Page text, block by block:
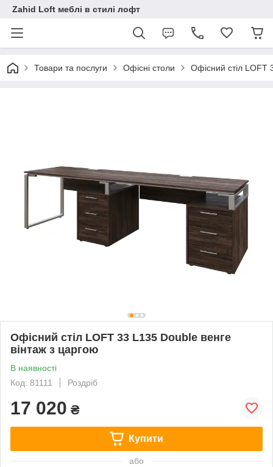
Zahid Loft меблі в стилі лофт
Товари та послуги Офісні столи Офісний стіл LOFT
Офісний стіл LOFT 33 L135 Double венге
вінтаж з царгою
В наявності
Код: 81111
Роздріб
17 020 ₴
Купити
або